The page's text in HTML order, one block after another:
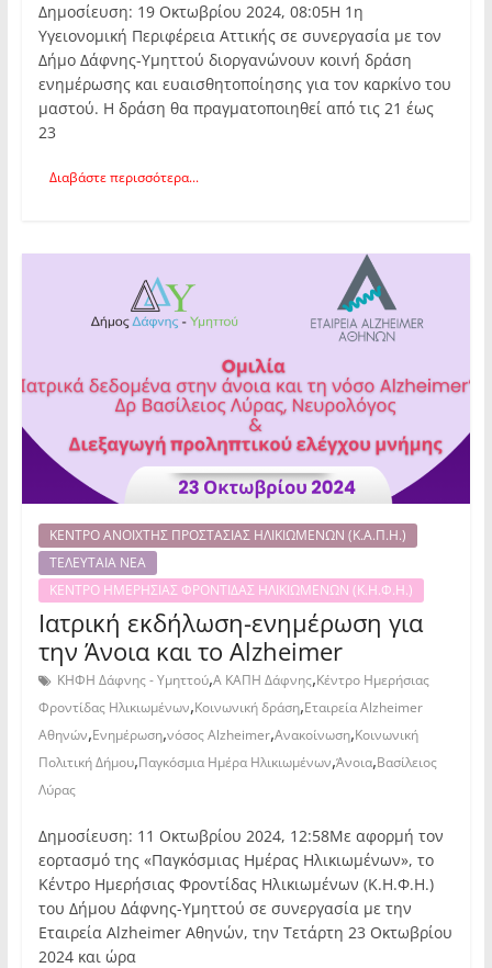
Δημοσίευση: 19 Οκτωβρίου 2024, 08:05Η 1η
Υγειονομική Περιφέρεια Αττικής σε συνεργασία με τον
Δήμο Δάφνης-Υμηττού διοργανώνουν κοινή δράση
ενημέρωσης και ευαισθητοποίησης για τον καρκίνο του
μαστού. Η δράση θα πραγματοποιηθεί από τις 21 έως
23
Διαβάστε περισσότερα...
ΚΕΝΤΡΟ ΑΝΟΙΧΤΗΣ ΠΡΟΣΤΑΣΙΑΣ ΗΛΙΚΙΩΜΕΝΩΝ (Κ.Α.Π.Η.)
ΤΕΛΕΥΤΑΙΑ ΝΕΑ
ΚΕΝΤΡΟ ΗΜΕΡΗΣΙΑΣ ΦΡΟΝΤΙΔΑΣ ΗΛΙΚΙΩΜΕΝΩΝ (Κ.Η.Φ.Η.)
Ιατρική εκδήλωση-ενημέρωση για
την Άνοια και το Alzheimer
ΚΗΦΗ Δάφνης - Υμηττού,Α ΚΑΠΗ Δάφνης,Κέντρο Ημερήσιας
Φροντίδας Ηλικιωμένων,Κοινωνική δράση,Εταιρεία Alzheimer
Αθηνών,Ενημέρωση,νόσος Alzheimer,Ανακοίνωση,Κοινωνική
Πολιτική Δήμου,Παγκόσμια Ημέρα Ηλικιωμένων,Άνοια,Βασίλειος
Λύρας
Δημοσίευση: 11 Οκτωβρίου 2024, 12:58Με αφορμή τον
εορτασμό της «Παγκόσμιας Ημέρας Ηλικιωμένων», το
Κέντρο Ημερήσιας Φροντίδας Ηλικιωμένων (Κ.Η.Φ.Η.)
του Δήμου Δάφνης-Υμηττού σε συνεργασία με την
Εταιρεία Alzheimer Αθηνών, την Τετάρτη 23 Οκτωβρίου
2024 και ώρα